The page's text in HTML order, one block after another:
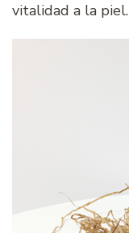
vitalidad a la piel.